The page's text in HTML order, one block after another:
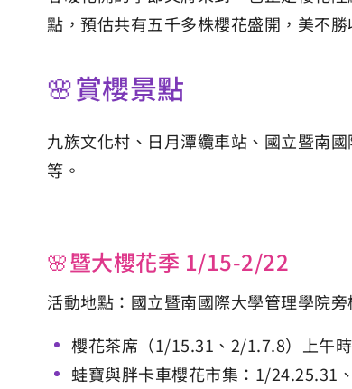
點，預估共有五千多株櫻花盛開，美不勝
🌸賞櫻景點
九族文化村、日月潭纜車站、國立暨南
等。
🌸暨大櫻花季 1/15-2/22
活動地點：國立暨南國際大學管理學院
櫻花茶席（1/15.31、2/1.7.8）上午
蛙寶與胖卡車櫻花市集：1/24.25.31